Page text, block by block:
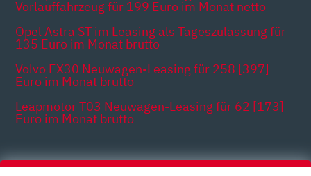
Vorlauffahrzeug für 199 Euro im Monat netto
Opel Astra ST im Leasing als Tageszulassung für
135 Euro im Monat brutto
Volvo EX30 Neuwagen-Leasing für 258 [397]
Euro im Monat brutto
Leapmotor T03 Neuwagen-Leasing für 62 [173]
Euro im Monat brutto